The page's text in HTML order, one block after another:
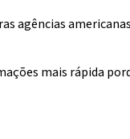
agências
mais rápida